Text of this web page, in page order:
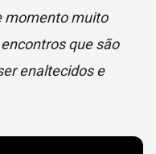
momento muito
que são
enaltecidos e